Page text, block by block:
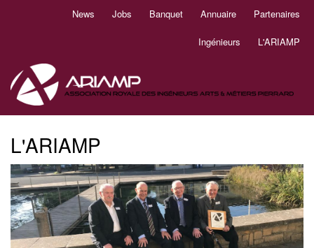
News Jobs Banquet Annuaire Partenaires
Ingénieurs L'ARIAMP
L'ARIAMP